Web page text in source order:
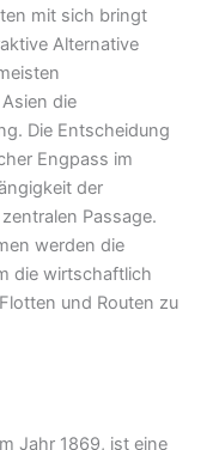
mit sich bringt
Alternative
die
Die Entscheidung
Engpass im
der
Passage.
werden die
die wirtschaftlich
und Routen zu
Jahr 1869, ist eine